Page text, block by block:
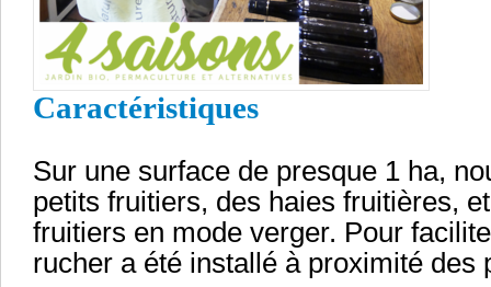
Caractéristiques
Sur une surface de presque 1 ha,
petits fruitiers, des haies fruitières,
fruitiers en mode verger. Pour
rucher a été installé à proximité des